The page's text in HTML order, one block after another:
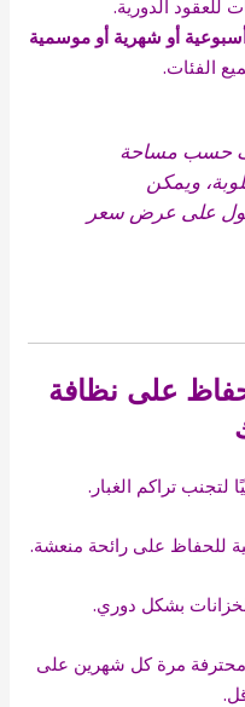
الدورية.
أو شهرية أو موسمية
الفئات.
حسب مساحة
ويمكن
على عرض سعر
على نظافة
لتجنب تراكم الغبار.
للحفاظ على رائحة منعشة.
بشكل دوري.
مرة كل شهرين على